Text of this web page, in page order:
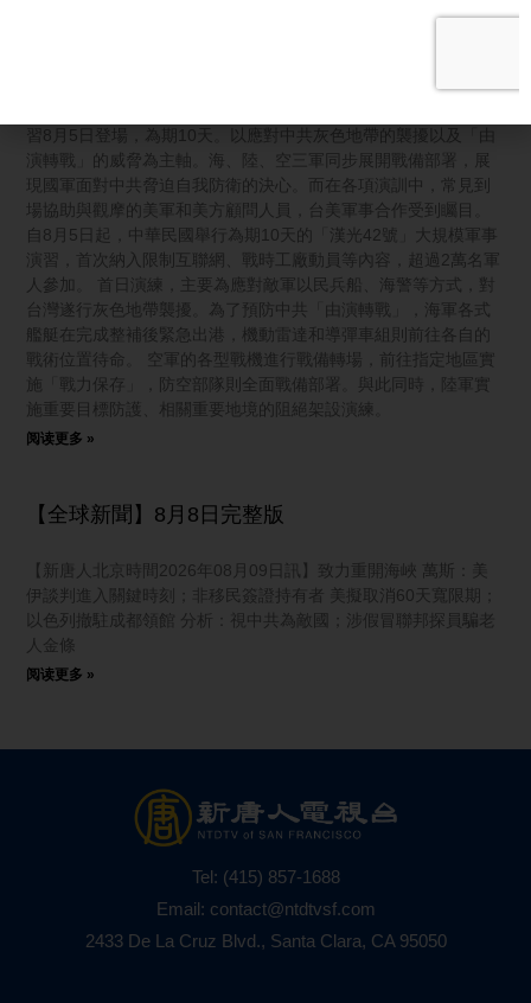
【新聞週刊】「漢光軍演」登場 台美防務升級成
習8月5日登場，為期10天。以應對中共灰色地帶的襲擾以及「由
演轉戰」的威脅為主軸。海、陸、空三軍同步展開戰備部署，展
現國軍面對中共脅迫自我防衛的決心。而在各項演訓中，常見到
場協助與觀摩的美軍和美方顧問人員，台美軍事合作受到矚目。
自8月5日起，中華民國舉行為期10天的「漢光42號」大規模軍事
演習，首次納入限制互聯網、戰時工廠動員等內容，超過2萬名軍
人參加。 首日演練，主要為應對敵軍以民兵船、海警等方式，對
台灣遂行灰色地帶襲擾。為了預防中共「由演轉戰」，海軍各式
艦艇在完成整補後緊急出港，機動雷達和導彈車組則前往各自的
戰術位置待命。 空軍的各型戰機進行戰備轉場，前往指定地區實
施「戰力保存」，防空部隊則全面戰備部署。與此同時，陸軍實
施重要目標防護、相關重要地境的阻絕架設演練。
阅读更多 »
【全球新聞】8月8日完整版
【新唐人北京時間2026年08月09日訊】致力重開海峽 萬斯：美
伊談判進入關鍵時刻；非移民簽證持有者 美擬取消60天寬限期；
以色列撤駐成都領館 分析：視中共為敵國；涉假冒聯邦探員騙老
人金條
阅读更多 »
Tel: (415) 857-1688
Email: contact@ntdtvsf.com
2433 De La Cruz Blvd., Santa Clara, CA 95050